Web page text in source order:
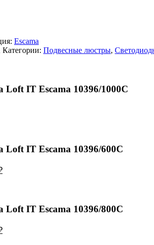
Escama
Категории: Подвесные люстры,
Loft IT Escama 10396/1000C
Loft IT Escama 10396/600C
Текущая
Loft IT Escama 10396/800C
Текущая